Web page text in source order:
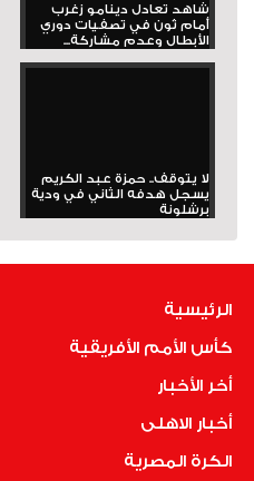
شاهد تعادل دينامو زغرب
أمام ثون في تصفيات دوري
الأبطال وعدم مشاركة...
لا يتوقف.. حمزة عبد الكريم
يسجل هدفه الثاني في ودية
برشلونة
الرئيسية
كأس الأمم الأفريقية
أخر الأخبار
أخبار الاهلى
الكرة المصرية